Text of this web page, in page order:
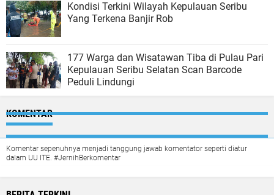
Kondisi Terkini Wilayah Kepulauan Seribu
Yang Terkena Banjir Rob
177 Warga dan Wisatawan Tiba di Pulau Pari
Kepulauan Seribu Selatan Scan Barcode
Peduli Lindungi
KOMENTAR
Komentar sepenuhnya menjadi tanggung jawab komentator seperti diatur
dalam UU ITE. #JernihBerkomentar